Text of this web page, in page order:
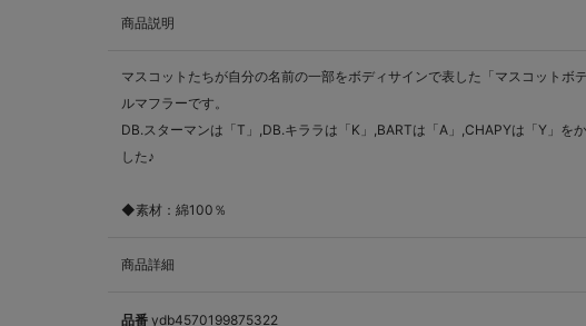
商品説明
マスコットたちが自分の名前の一部をボディサインで表した「マスコットボ
ルマフラーです。
DB.スターマンは「T」,DB.キララは「K」,BARTは「A」,CHAPYは「Y」を
した♪
◆素材：綿100％
商品詳細
品番 ydb4570199875322